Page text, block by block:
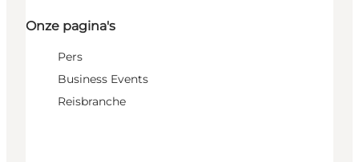
Onze pagina's
Pers
Business Events
Reisbranche